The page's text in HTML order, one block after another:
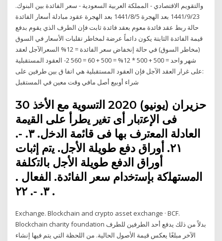
والتقويم الاقتصادي - المملكة العربية السعودية - سعر الفائدة بين البنوك.
23‏‏/9‏‏/1441 بعد الهجرة 5‏‏/8‏‏/1441 بعد الهجرة عقود مبادلة أسعار الفائدة
حالة ربط عقد فائدة معوم بعقد فائدة ثابت فإن الطرف الذي يقوم بدفع
قيمة الفائدة الثابتة يكون دائماً عرضة لمخاطر تقلبات الأسعار في السوق
(مخاطر السوق) في حالة إنخفاض سعر الفائدة = 12% السعرالآجل لعقد
شهر واحد = 500 + 500 * 12% = 500 + 60 = 560 2- العقود المستقبلية
:على غرار العقد الآجل فإن العقود المستقبلية هي اتفا ق بين طرفين على
شراء أوبيع أصل مافي وقت معين في المستقبل
30 حزيران (يونيو) 2020 اﻟﺗﺳوﻳﺔ ﻣﻊ اﻷﺧذ
ﻓﻰ اﻹﻋﺗﺑﺎر أى ﺗﻐﻳر ﻳطرأ ﻋﻠﻰ اﻟﻘﻳﻣﺔ
اﻟﻌﺎدﻟﺔ اﻟﻣﻌﺗرف ﺑﻬﺎ ﻓﻰ ﻗﺎﺋﻣﺔ اﻟدﺧﻝ. ٣. -.
٢١. أوراق دﻓﻊ طوﻳﻠﺔ اﻷﺟﻝ. ﻳﺗم إﺛﺑﺎت
أوراق اﻟدﻓﻊ طوﻳﻠﺔ اﻷﺟﻝ ﺑﺎﻟﺗﻛﻠﻔﺔ
اﻟﻣﺳﺗﻬﻠﻛﺔ ﺑﺈﺳﺗﺧدام ﺳﻌر اﻟﻔﺎﺋدة. اﻟﻔﻌﺎﻝ .
٣. -. ٢٢ .
Exchange. Blockchain and crypto asset exchange · BCF.
Blockchain charity foundation بدلاً من ذلك يدفع أحد الطرفين للطرف
الآخر مبلغًا يعكس قيمة الأصول الحالية. من اللحظة التي يتم فيها إنشاء